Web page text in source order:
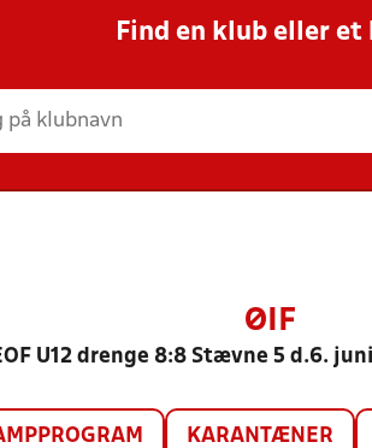
Find en klub eller et
ØIF
U12 drenge 8:8 Stævne 5 d.6.
KARANTÆNER